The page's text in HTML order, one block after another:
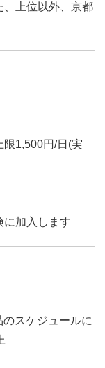
、上位以外、京都
1,500円/日(実
に加入します
スケジュールに